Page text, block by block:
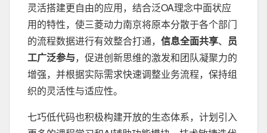
灵活搭建更自由的应用，结合泛OA理念中面状应
用的特性，使三菱动力南京将原本分散于各个部门
的流程数据进行有效整合打通， 信息全面共享、 员
工广泛参与，促进创新思维的激发和团队凝聚力的
增强，并根据实际需求快速调整业务流程，保持组
织的灵活性与适应性。
七巧低代码也积极构建开放的生态体系，计划引入